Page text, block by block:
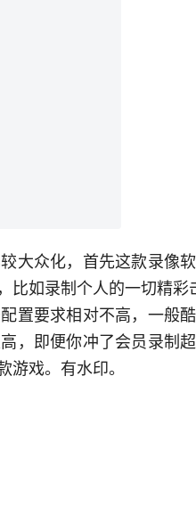
大众化，首先这款录像
比如录制个人的一切精彩
置要求相对不高，一般
，即便你冲了会员录制
戏。有水印。